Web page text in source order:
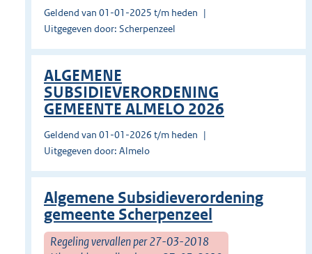
Geldend van 01-01-2025 t/m heden
Uitgegeven door: Scherpenzeel
ALGEMENE
SUBSIDIEVERORDENING
GEMEENTE ALMELO 2026
Geldend van 01-01-2026 t/m heden
Uitgegeven door: Almelo
Algemene Subsidieverordening
gemeente Scherpenzeel
Regeling vervallen per 27-03-2018